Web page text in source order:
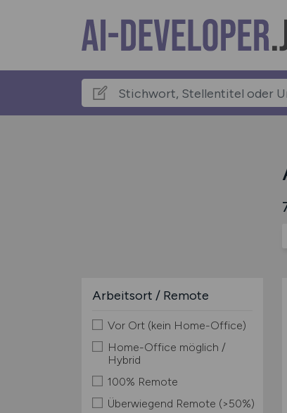
Arbeitsort / Remote
Vor Ort (kein Home-Office)
Home-Office möglich /
Hybrid
100% Remote
Überwiegend Remote (>50%)